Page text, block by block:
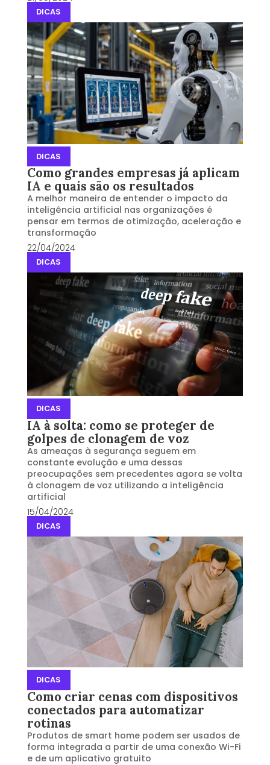
DICAS
DICAS
Como grandes empresas já aplicam
IA e quais são os resultados
A melhor maneira de entender o impacto da
inteligência artificial nas organizações é
pensar em termos de otimização, aceleração e
transformação
22/04/2024
DICAS
DICAS
IA à solta: como se proteger de
golpes de clonagem de voz
As ameaças à segurança seguem em
constante evolução e uma dessas
preocupações sem precedentes agora se volta
à clonagem de voz utilizando a inteligência
artificial
15/04/2024
DICAS
DICAS
Como criar cenas com dispositivos
conectados para automatizar
rotinas
Produtos de smart home podem ser usados de
forma integrada a partir de uma conexão Wi-Fi
e de um aplicativo gratuito